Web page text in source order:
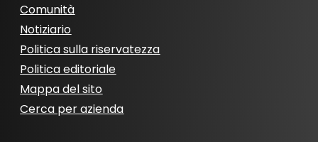
Comunità
Notiziario
Politica sulla riservatezza
Politica editoriale
Mappa del sito
Cerca per azienda